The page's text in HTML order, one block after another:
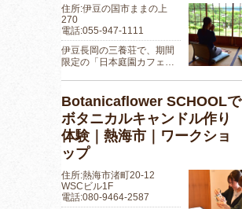
住所:伊豆の国市ままの上
270
電話:055-947-1111
伊豆長岡の三養荘で、期間
限定の「日本庭園カフェ…
Botanicaflower SCHOOLで
ボタニカルキャンドル作り
体験｜熱海市｜ワークショ
ップ
住所:熱海市渚町20-12
WSCビル1F
電話:080-9464-2587